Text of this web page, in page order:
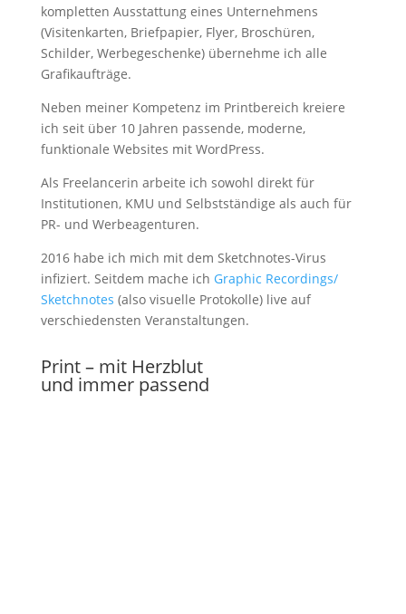
kompletten Ausstattung eines Unternehmens
(Visitenkarten, Briefpapier, Flyer, Broschüren,
Schilder, Werbegeschenke) übernehme ich alle
Grafikaufträge.
Neben meiner Kompetenz im Printbereich kreiere
ich seit über 10 Jahren passende, moderne,
funktionale Websites mit WordPress.
Als Freelancerin arbeite ich sowohl direkt für
Institutionen, KMU und Selbstständige als auch für
PR- und Werbeagenturen.
2016 habe ich mich mit dem Sketchnotes-Virus
infiziert. Seitdem mache ich Graphic Recordings/
Sketchnotes (also visuelle Protokolle) live auf
verschiedensten Veranstaltungen.
Print – mit Herzblut
und immer passend